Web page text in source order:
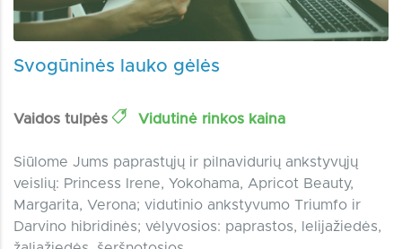
Svogūninės lauko gėlės
Vaidos tulpės Vidutinė rinkos kaina
Siūlome Jums paprastųjų ir pilnavidurių ankstyvųjų
veislių: Princess Irene, Yokohama, Apricot Beauty,
Margarita, Verona; vidutinio ankstyvumo Triumfo ir
Darvino hibridinės; vėlyvosios: paprastos, lelijažiedės,